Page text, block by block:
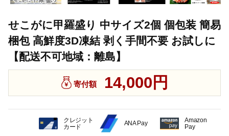
せこがに甲羅盛り 中サイズ2個 個包装 簡易
梱包 高鮮度3D凍結 剥く手間不要 お試しに
【配送不可地域：離島】
寄付額 14,000円
クレジット
カード
ANA Pay
Amazon
Pay